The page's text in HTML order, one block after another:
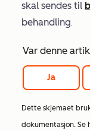
skal sendes til
behandling.
Var denne
Ja
Dette skjemaet
dokumentasjon. Se